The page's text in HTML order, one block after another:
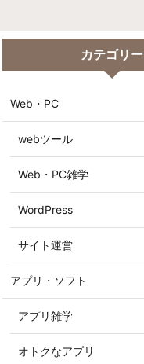
カテゴリー
Web・PC
webツール
Web・PC雑学
WordPress
サイト運営
アプリ・ソフト
アプリ雑学
オトクなアプリ